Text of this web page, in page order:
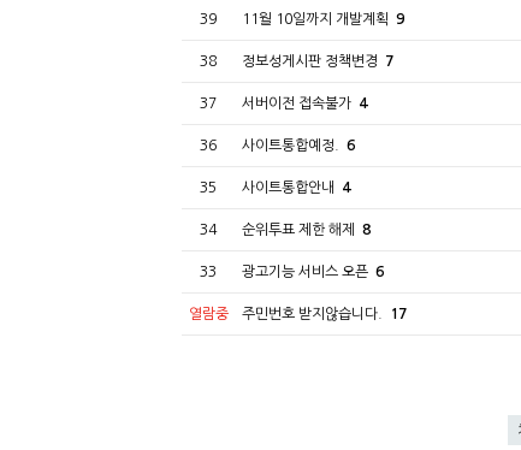
39 11월 10일까지 개발계획 9
38 정보성게시판 정책변경 7
37 서버이전 접속불가 4
36 사이트통합예정. 6
35 사이트통합안내 4
34 순위투표 제한 해제 8
33 광고기능 서비스 오픈 6
열람중 주민번호 받지않습니다. 17